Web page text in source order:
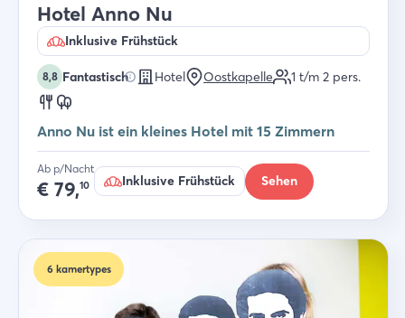
Hotel Anno Nu
Inklusive Frühstück
8,8 Fantastisch Hotel Oostkapelle 1 t/m 2 pers.
Anno Nu ist ein kleines Hotel mit 15 Zimmern
Ab p/Nacht
€ 79,10 Inklusive Frühstück Sehen
6 kamertypes